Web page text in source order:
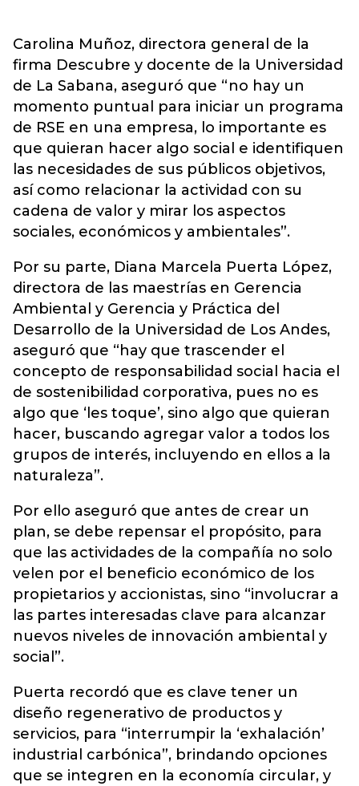
Carolina Muñoz, directora general de la
firma Descubre y docente de la Universidad
de La Sabana, aseguró que “no hay un
momento puntual para iniciar un programa
de RSE en una empresa, lo importante es
que quieran hacer algo social e identifiquen
las necesidades de sus públicos objetivos,
así como relacionar la actividad con su
cadena de valor y mirar los aspectos
sociales, económicos y ambientales”.
Por su parte, Diana Marcela Puerta López,
directora de las maestrías en Gerencia
Ambiental y Gerencia y Práctica del
Desarrollo de la Universidad de Los Andes,
aseguró que “hay que trascender el
concepto de responsabilidad social hacia el
de sostenibilidad corporativa, pues no es
algo que ‘les toque’, sino algo que quieran
hacer, buscando agregar valor a todos los
grupos de interés, incluyendo en ellos a la
naturaleza”.
Por ello aseguró que antes de crear un
plan, se debe repensar el propósito, para
que las actividades de la compañía no solo
velen por el beneficio económico de los
propietarios y accionistas, sino “involucrar a
las partes interesadas clave para alcanzar
nuevos niveles de innovación ambiental y
social”.
Puerta recordó que es clave tener un
diseño regenerativo de productos y
servicios, para “interrumpir la ‘exhalación’
industrial carbónica”, brindando opciones
que se integren en la economía circular, y